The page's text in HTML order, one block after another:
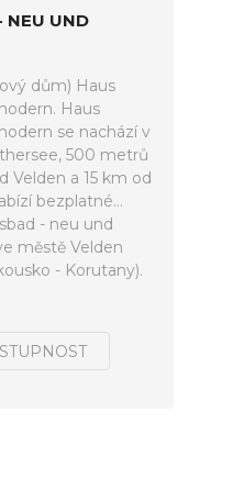
NEU UND
dům) Haus
Haus
se nachází v
500 metrů
Velden a 15 km od
bezplatné...
- neu und
městě Velden
- Korutany).